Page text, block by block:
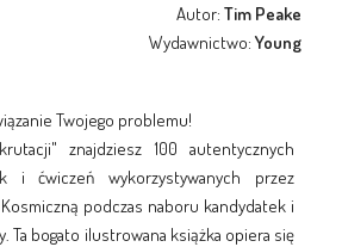
Autor:Tim Peake
Wydawnictwo:Young
Twojego problemu!
znajdziesz 100 autentycznych
i ćwiczeń wykorzystywanych przez
podczas naboru kandydatek i
Ta bogato ilustrowana książka opiera się